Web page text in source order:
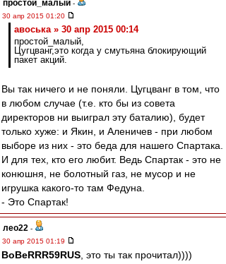
простой_малый -
30 апр 2015 01:20
авоська » 30 апр 2015 00:14
простой_малый,
Цугцванг,это когда у смутьяна блокирующий
пакет акций.
Вы так ничего и не поняли. Цугцванг в том, что
в любом случае (т.е. кто бы из совета
директоров ни выиграл эту баталию), будет
только хуже: и Якин, и Аленичев - при любом
выборе из них - это беда для нашего Спартака.
И для тех, кто его любит. Ведь Спартак - это не
конюшня, не болотный газ, не мусор и не
игрушка какого-то там Федуна.
- Это Спартак!
лео22 -
30 апр 2015 01:19
BoBeRRR59RUS , это ты так прочитал))))